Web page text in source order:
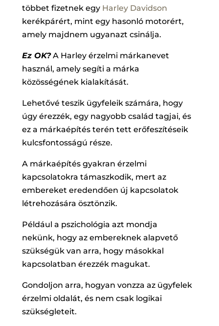
többet fizetnek egy Harley Davidson
kerékpárért, mint egy hasonló motorért,
amely majdnem ugyanazt csinálja.
Ez OK?A Harley érzelmi márkanevet
használ, amely segíti a márka
közösségének kialakítását.
Lehetővé teszik ügyfeleik számára, hogy
úgy érezzék, egy nagyobb család tagjai, és
ez a márkaépítés terén tett erőfeszítéseik
kulcsfontosságú része.
A márkaépítés gyakran érzelmi
kapcsolatokra támaszkodik, mert az
embereket eredendően új kapcsolatok
létrehozására ösztönzik.
Például a pszichológia azt mondja
nekünk, hogy az embereknek alapvető
szükségük van arra, hogy másokkal
kapcsolatban érezzék magukat.
Gondoljon arra, hogyan vonzza az ügyfelek
érzelmi oldalát, és nem csak logikai
szükségleteit.